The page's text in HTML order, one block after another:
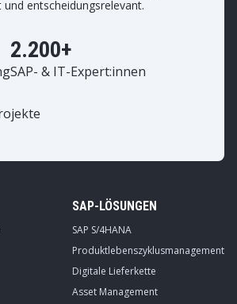
entscheidungsrelevant.
2.200+
SAP- & IT-Expert:innen
SAP-LÖSUNGEN
SAP S/4HANA
Produktlebenszyklusmanagement
Digitale Lieferkette
Asset Management